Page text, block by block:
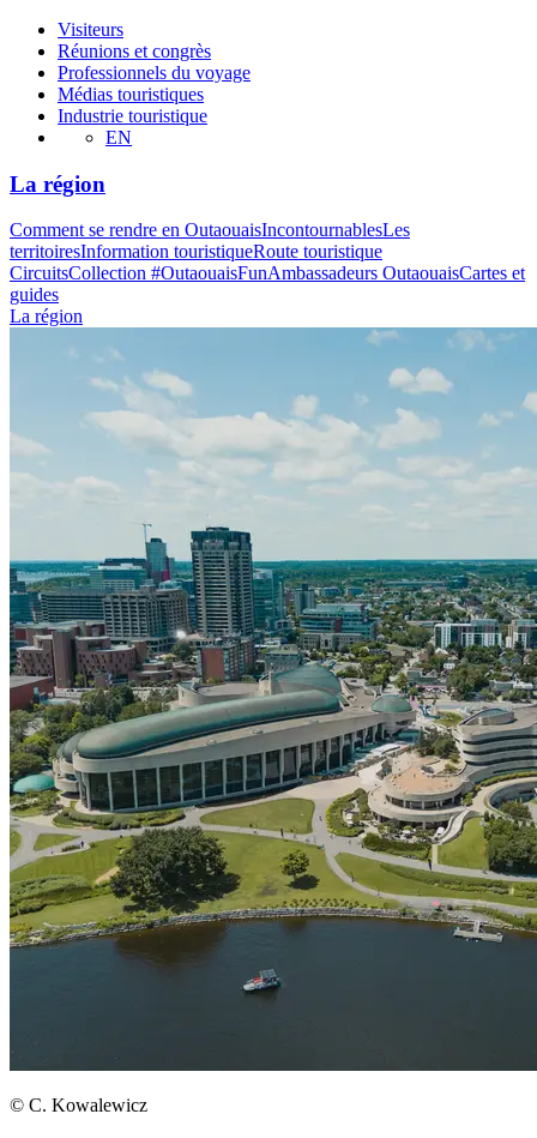
Visiteurs
Réunions et congrès
Professionnels du voyage
Médias touristiques
Industrie touristique
EN
La région
Comment se rendre en OutaouaisIncontournablesLes
territoiresInformation touristiqueRoute touristique
CircuitsCollection #OutaouaisFunAmbassadeurs OutaouaisCartes et
guides
La région
© C. Kowalewicz